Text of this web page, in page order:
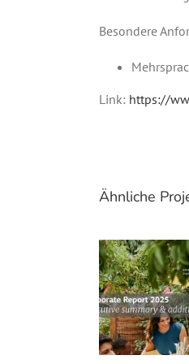
Besondere
Link: https://
Ähnliche